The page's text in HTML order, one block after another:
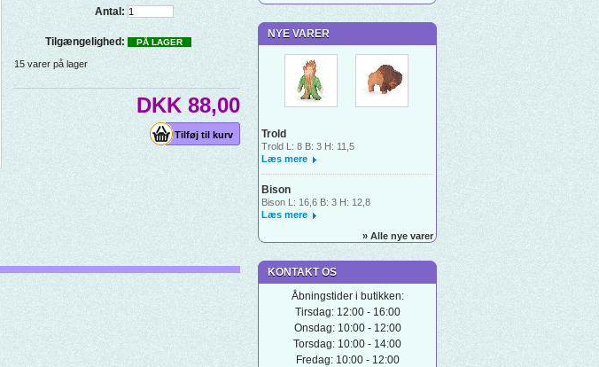
Antal:
Tilgængelighed: PÅ LAGER
15 varer på lager
DKK 88,00
NYE VARER
Trold
Trold L: 8 B: 3 H: 11,5
Læs mere
Bison
Bison L: 16,6 B: 3 H: 12,8
Læs mere
» Alle nye varer
KONTAKT OS
Åbningstider i butikken:
Tirsdag: 12:00 - 16:00
Onsdag: 10:00 - 12:00
Torsdag: 10:00 - 14:00
Fredag: 10:00 - 12:00